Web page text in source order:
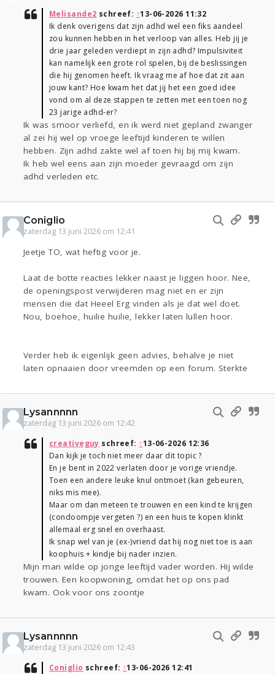
Melisande2 schreef: ↑13-06-2026 11:32
Ik denk overigens dat zijn adhd wel een fiks aandeel
zou kunnen hebben in het verloop van alles. Heb jij je
drie jaar geleden verdiept in zijn adhd? Impulsiviteit
kan namelijk een grote rol spelen, bij de beslissingen
die hij genomen heeft. Ik vraag me af hoe dat zit aan
jouw kant? Hoe kwam het dat jij het een goed idee
vond om al deze stappen te zetten met een toen nog
23 jarige adhd-er?
Ik was smoor verliefd, en ik werd niet gepland zwanger
al zei hij wel op vroege leeftijd kinderen te willen
hebben. Zijn adhd zakte wel af toen hij bij mij kwam.
Ik heb wel eens aan zijn moeder gevraagd om zijn
adhd verleden etc.
Coniglio
zaterdag 13 juni 2026 om 12:41
Jeetje TO, wat heftig voor je.
Laat de botte reacties lekker naast je liggen hoor. Nee,
de openingspost verwijderen mag niet en er zijn
mensen die dat Heeel Erg vinden als je dat wel doet.
Nou, boehoe, huilie huilie, lekker laten lullen hoor.
Verder heb ik eigenlijk geen advies, behalve je niet
laten opnaaien door vreemden op een forum. Sterkte
Lysannnnn
zaterdag 13 juni 2026 om 12:42
creativeguy schreef: ↑13-06-2026 12:36
Dan kijk je toch niet meer daar dit topic ?
En je bent in 2022 verlaten door je vorige vriendje.
Toen een andere leuke knul ontmoet (kan gebeuren,
niks mis mee).
Maar om dan meteen te trouwen en een kind te krijgen
(condoompje vergeten ?) en een huis te kopen klinkt
allemaal erg snel en overhaast.
Ik snap wel van je (ex-)vriend dat hij nog niet toe is aan
koophuis + kindje bij nader inzien.
Mijn man wilde op jonge leeftijd vader worden. Hij wilde
trouwen. Een koopwoning, omdat het op ons pad
kwam. Ook voor ons zoontje
Lysannnnn
zaterdag 13 juni 2026 om 12:43
Coniglio schreef: ↑13-06-2026 12:41